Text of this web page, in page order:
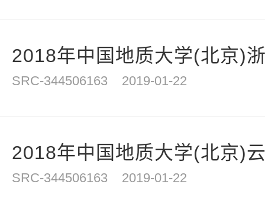
2018年中国地质大学(北京)
SRC-344506163 2019-01-22
2018年中国地质大学(北京)
SRC-344506163 2019-01-22